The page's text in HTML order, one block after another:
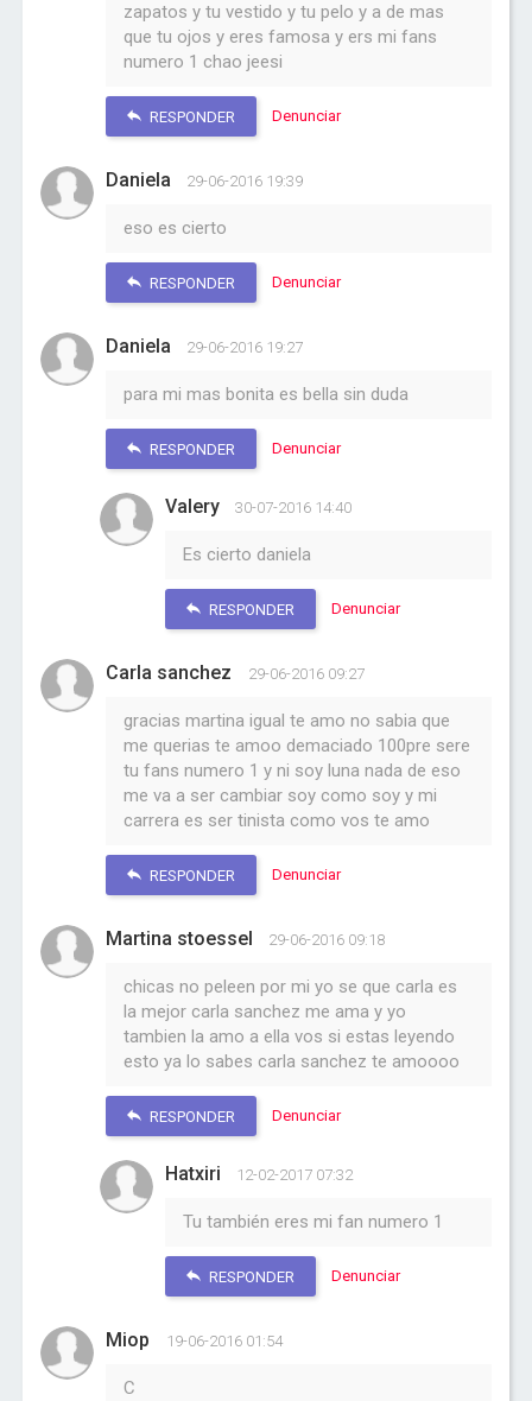
zapatos y tu vestido y tu pelo y a de mas
que tu ojos y eres famosa y ers mi fans
numero 1 chao jeesi
RESPONDER Denunciar
Daniela 29-06-2016 19:39
eso es cierto
RESPONDER Denunciar
Daniela 29-06-2016 19:27
para mi mas bonita es bella sin duda
RESPONDER Denunciar
Valery 30-07-2016 14:40
Es cierto daniela
RESPONDER Denunciar
Carla sanchez 29-06-2016 09:27
gracias martina igual te amo no sabia que
me querias te amoo demaciado 100pre sere
tu fans numero 1 y ni soy luna nada de eso
me va a ser cambiar soy como soy y mi
carrera es ser tinista como vos te amo
RESPONDER Denunciar
Martina stoessel 29-06-2016 09:18
chicas no peleen por mi yo se que carla es
la mejor carla sanchez me ama y yo
tambien la amo a ella vos si estas leyendo
esto ya lo sabes carla sanchez te amoooo
RESPONDER Denunciar
Hatxiri 12-02-2017 07:32
Tu también eres mi fan numero 1
RESPONDER Denunciar
Miop 19-06-2016 01:54
C